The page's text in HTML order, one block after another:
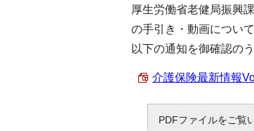
厚生労働省老健局振興
の手引き・動画につい
以下の通知を御確認の
介護保険最新情報
PDFファイルをご覧